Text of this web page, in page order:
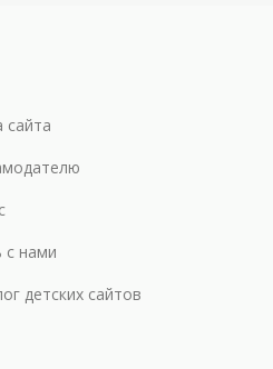
сайта
с нами
детских сайтов